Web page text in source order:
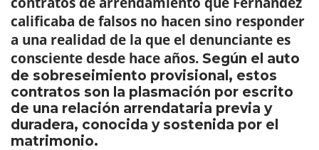
calificaba de falsos no hacen sino responder
a una realidad de la que el denunciante es
consciente desde hace años. Según el auto
de sobreseimiento provisional, estos
contratos son la plasmación por escrito
de una relación arrendataria previa y
duradera, conocida y sostenida por el
matrimonio.